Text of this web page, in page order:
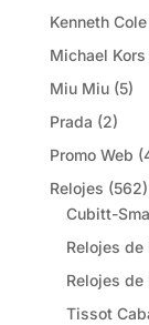
Kenneth Cole
Michael Kors
Miu Miu (5)
Prada (2)
Promo Web
Relojes (562)
Cubitt-
Relojes de
Relojes de
Tissot